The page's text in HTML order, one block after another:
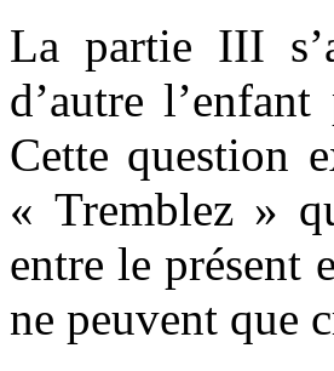
La partie III
d’autre
Cette question
« Tremblez »
entre le présent
ne peuvent que